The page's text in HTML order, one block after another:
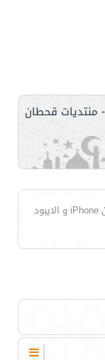
قحطان
خاص بـ أجهزة الايفون iPhone و الايبود